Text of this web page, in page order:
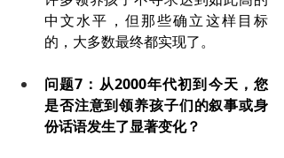
中文水平，但那些确立这样目标
的，大多数最终都实现了。
问题7：从2000年代初到今天，您
是否注意到领养孩子们的叙事或身
份话语发生了显著变化？